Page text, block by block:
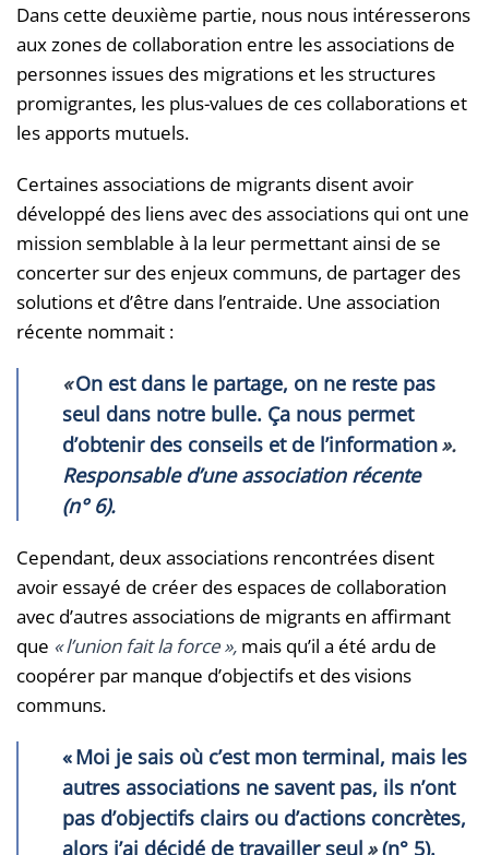
Dans cette deuxième partie, nous nous intéresserons
aux zones de collaboration entre les associations de
personnes issues des migrations et les structures
promigrantes, les plus-values de ces collaborations et
les apports mutuels.
Certaines associations de migrants disent avoir
développé des liens avec des associations qui ont une
mission semblable à la leur permettant ainsi de se
concerter sur des enjeux communs, de partager des
solutions et d’être dans l’entraide. Une association
récente nommait :
«On est dans le partage, on ne reste pas
seul dans notre bulle. Ça nous permet
d’obtenir des conseils et de l’information».
Responsable d’une association récente
(n° 6).
Cependant, deux associations rencontrées disent
avoir essayé de créer des espaces de collaboration
avec d’autres associations de migrants en affirmant
que «l’union fait la force», mais qu’il a été ardu de
coopérer par manque d’objectifs et des visions
communs.
« Moi je sais où c’est mon terminal, mais les
autres associations ne savent pas, ils n’ont
pas d’objectifs clairs ou d’actions concrètes,
alors j’ai décidé de travailler seul »(n° 5).